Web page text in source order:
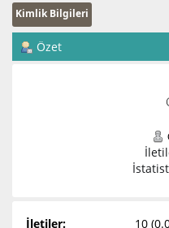
Kimlik Bilgileri
Özet
İletiler:
10